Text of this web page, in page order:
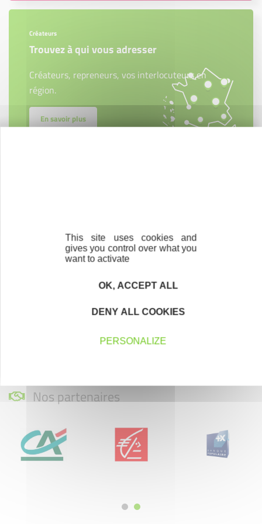
Créateurs
Trouvez à qui vous adresser
Créateurs, repreneurs, vos interlocuteurs en
région.
En savoir plus
Votre Email
En renseignant mon adresse email, j’accepte de recevoir la newsletter
les traitements de données et mes droits sur celles-ci. Vous pouvez-vous
désinscrire à tout moment à l’aide des liens de désinscription disponibles
contact@initiative-paysdarles.com
Nos partenaires
This site uses cookies and
gives you control over what you
want to activate
OK, ACCEPT ALL
DENY ALL COOKIES
PERSONALIZE